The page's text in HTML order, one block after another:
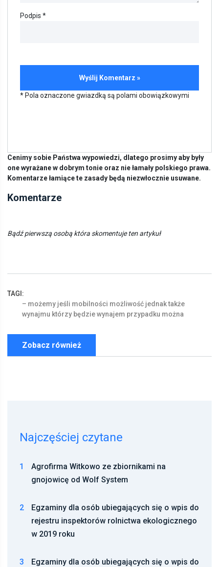
Podpis *
* Pola oznaczone gwiazdką są polami obowiązkowymi
Cenimy sobie Państwa wypowiedzi, dlatego prosimy aby były
one wyrażane w dobrym tonie oraz nie łamały polskiego prawa.
Komentarze łamiące te zasady będą niezwłocznie usuwane.
Komentarze
Bądź pierwszą osobą która skomentuje ten artykuł
TAGI:
– możemy jeśli mobilności możliwość jednaktakże
wynajmu którzy będziewynajem przypadku można
Zobacz również
Najczęściej czytane
1
Agrofirma Witkowo ze zbiornikami na
gnojowicę od Wolf System
2
Egzaminy dla osób ubiegających się o wpis do
rejestru inspektorów rolnictwa ekologicznego
w 2019 roku
3
Egzaminy dla osób ubiegających się o wpis do